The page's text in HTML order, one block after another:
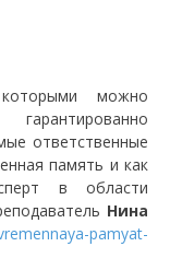
можно
ответственные
память и как
в области
Нина
pamyat-